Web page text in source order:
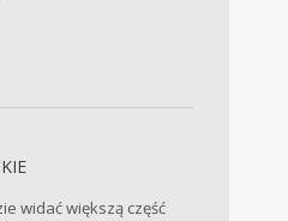
widać większą część